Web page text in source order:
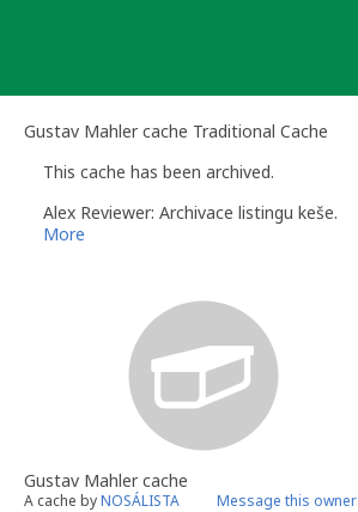
Gustav Mahler cache Traditional Cache
This cache has been archived.
Alex Reviewer: Archivace listingu keše.
More
Gustav Mahler cache
A cache byNOSÁLISTA Message this owner